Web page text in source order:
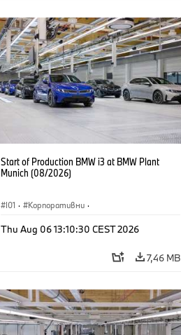
Start of Production BMW i3 at BMW Plant
Munich (08/2026)
I01 · Корпоративни ·
Локации
Thu Aug 06 13:10:30 CEST 2026
7,46 MB